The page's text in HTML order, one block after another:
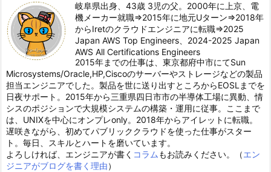
岐阜県出身、43歳 3児の父。2000年に上京、電
機メーカー就職⇒2015年に地元Uターン⇒2018年
からIretのクラウドエンジニアに転職⇒2025
Japan AWS Top Engineers、2024-2025 Japan
AWS All Certifications Engineers
2015年までの仕事は、東京都府中市にてSun
Microsystems/Oracle,HP,Ciscoのサーバーやストレージなどの製品
担当エンジニアでした。製品を世に送り出すところからEOSLまでを
日夜サポート。2015年から三重県四日市市の半導体工場に異動、情
シスのポジションで大規模システムの構築・運用に従事。ここまで
は、UNIXを中心にオンプレonly。2018年からアイレットに転職。
遅咲きながら、初めてパブリッククラウドを使った仕事がスター
ト。毎日、スキルとハートを磨いています。
よろしければ、エンジニアが書く コラム もお読みください。（エン
ジニアがブログを書く理由）